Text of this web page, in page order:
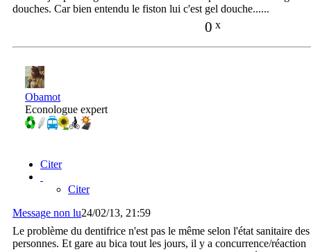
douches. Car bien entendu le fiston lui c'est gel douche......
0 x
Obamot
Econologue expert
Citer
Citer
Message non lu24/02/13, 21:59
Le problème du dentifrice n'est pas le même selon l'état sanitaire des
personnes. Et gare au bica tout les jours, il y a concurrence/réaction